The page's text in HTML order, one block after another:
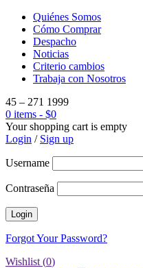
Quiénes Somos
Cómo Comprar
Despacho
Noticias
Criterio cambios
Trabaja con Nosotros
45 – 271 1999
0 items - $0
Your shopping cart is empty
Login / Sign up
Username
Contraseña
Forgot Your Password?
Wishlist (0)